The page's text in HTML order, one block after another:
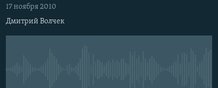
Вернутся
поиску
КАВКАЗ.РЕАЛИИ
СЕВЕР.РЕАЛИИ
17 ноября 2010
Дмитрий Волчек